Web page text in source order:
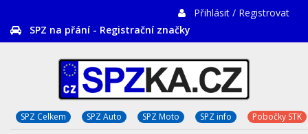
Přihlásit / Registrovat
SPZ na přání - Registrační značky
SPZ Celkem SPZ Auto SPZ Moto SPZ info Pobočky STK